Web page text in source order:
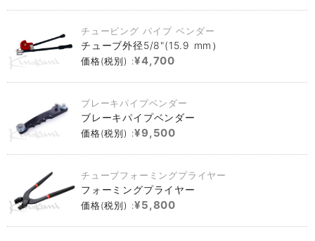
チュービング パイプ ベンダー
チューブ外径5/8"(15.9 mm）
価格(税別) :¥4,700
ブレーキパイプベンダー
ブレーキパイプベンダー
価格(税別) :¥9,500
チューブフォーミングプライヤー
フォーミングプライヤー
価格(税別) :¥5,800